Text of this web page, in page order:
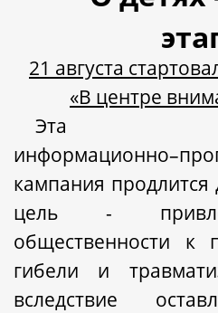
21 августа
«В центре
Эта
кампания продлится
цель -
общественности к
гибели и
вследствие